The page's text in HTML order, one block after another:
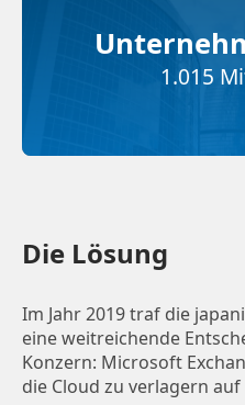
1.015
Die Lösung
Im Jahr 2019 traf die
eine weitreichende
Konzern: Microsoft
die Cloud zu verlagern